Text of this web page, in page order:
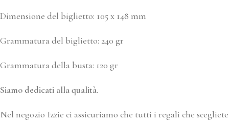
Dimensione del biglietto: 105 x 148 mm
Grammatura del biglietto: 240 gr
Grammatura della busta: 120 gr
Siamo dedicati alla qualità.
Nel negozio Izzie ci assicuriamo che tutti i regali che scegliete